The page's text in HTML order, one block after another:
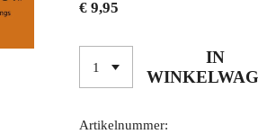
€ 9,95
IN
Artikelnummer: